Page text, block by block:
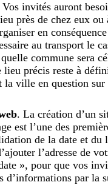
invités auront
près de chez eux ou
en
au transport le
commune sera
lieu précis reste à
la ville en question sur
. La création d’un
est l’une des
de la date et du
l’adresse de
», pour que vos
d’informations par la